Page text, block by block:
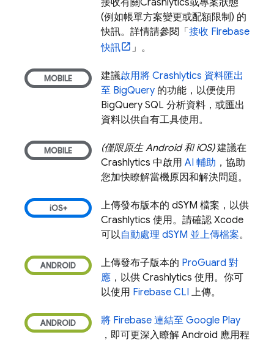
接收有關Crashlytics或專案狀態
(例如帳單方案變更或配額限制) 的
快訊。詳情請參閱「 接收 Firebase
快訊
」。
建議啟用將 Crashlytics 資料匯出
至 BigQuery 的功能，以便使用
BigQuery SQL 分析資料，或匯出
資料以供自有工具使用。
(僅限原生 Android 和 iOS)建議在
Crashlytics 中啟用 AI 輔助 ，協助
您加快瞭解當機原因和解決問題。
上傳發布版本的 dSYM 檔案，以供
Crashlytics 使用。請確認 Xcode
可以自動處理 dSYM 並上傳檔案。
上傳發布子版本的 ProGuard 對
應 ，以供 Crashlytics 使用。你可
以使用 Firebase CLI 上傳。
將 Firebase 連結至 Google Play
，即可更深入瞭解 Android 應用程